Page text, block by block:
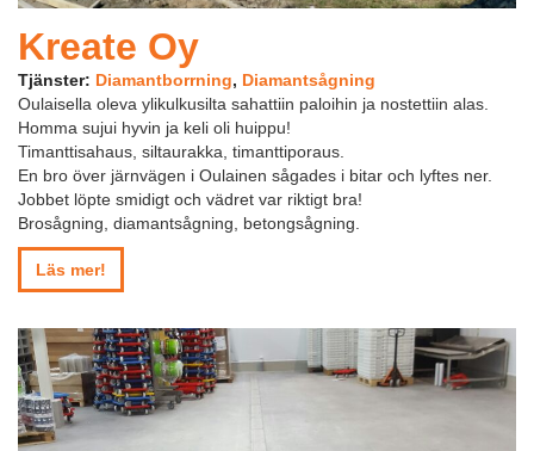
Kreate Oy
Tjänster: Diamantborrning, Diamantsågning
Oulaisella oleva ylikulkusilta sahattiin paloihin ja nostettiin alas.
Homma sujui hyvin ja keli oli huippu!
Timanttisahaus, siltaurakka, timanttiporaus.
En bro över järnvägen i Oulainen sågades i bitar och lyftes ner.
Jobbet löpte smidigt och vädret var riktigt bra!
Brosågning, diamantsågning, betongsågning.
Läs mer!